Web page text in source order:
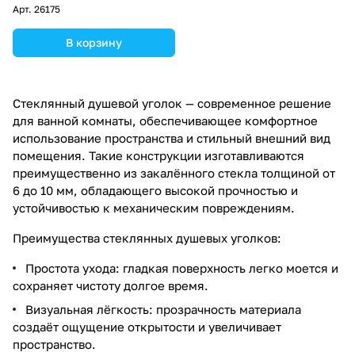
Арт. 26175
В корзину
Стеклянный душевой уголок — современное решение
для ванной комнаты, обеспечивающее комфортное
использование пространства и стильный внешний вид
помещения. Такие конструкции изготавливаются
преимущественно из закалённого стекла толщиной от
6 до 10 мм, обладающего высокой прочностью и
устойчивостью к механическим повреждениям.
Преимущества стеклянных душевых уголков:
Простота ухода: гладкая поверхность легко моется и
сохраняет чистоту долгое время.
Визуальная лёгкость: прозрачность материала
создаёт ощущение открытости и увеличивает
пространство.